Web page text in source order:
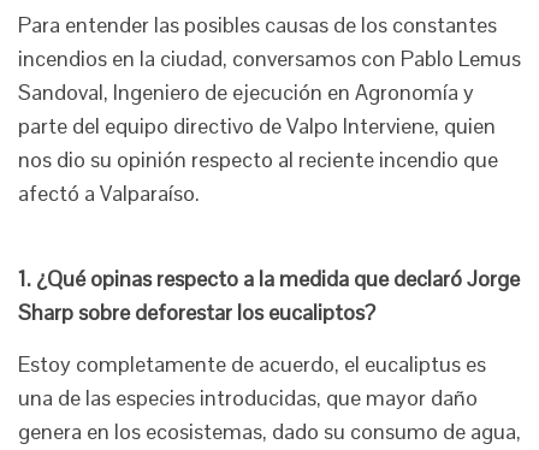
Para entender las posibles causas de los constantes
incendios en la ciudad, conversamos con Pablo Lemus
Sandoval, Ingeniero de ejecución en Agronomía y
parte del equipo directivo de Valpo Interviene, quien
nos dio su opinión respecto al reciente incendio que
afectó a Valparaíso.
1. ¿Qué opinas respecto a la medida que declaró Jorge
Sharp sobre deforestar los eucaliptos?
Estoy completamente de acuerdo, el eucaliptus es
una de las especies introducidas, que mayor daño
genera en los ecosistemas, dado su consumo de agua,